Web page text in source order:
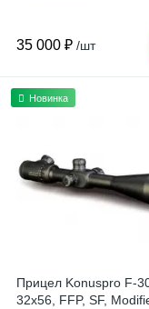
35 000 ₽ /шт
Новинка
Прицел Konuspro F-
32x56, FFP, SF,